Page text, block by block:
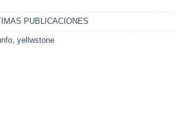
PUBLICACIONES
yellwstone